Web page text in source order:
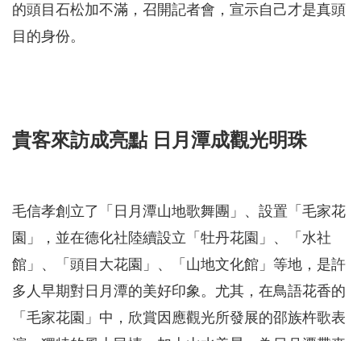
的頭目石松加不滿，召開記者會，宣示自己才是真頭
目的身份。
貴客來訪成亮點 日月潭成觀光明珠
毛信孝創立了「日月潭山地歌舞團」、設置「毛家花
園」，並在德化社陸續設立「牡丹花園」、「水社
館」、「頭目大花園」、「山地文化館」等地，是許
多人早期對日月潭的美好印象。尤其，在鳥語花香的
「毛家花園」中，欣賞因應觀光所發展的邵族杵歌表